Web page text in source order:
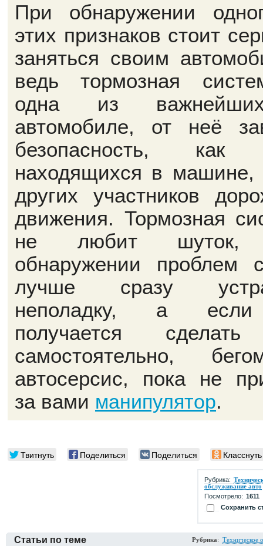
При обнаружении
этих признаков стоит
заняться своим
ведь тормозная
одна из
автомобиле, от неё
безопасность, как
находящихся в машине,
других участников
движения. Тормозная
не любит шуток,
обнаружении проблем
лучше сразу
неполадку, а
получается
самостоятельно,
автосерсис, пока не
за вами манипулятор.
Твитнуть Поделиться Поделиться Класснуть
Рубрика:
обслуживание авто
Посмотрело: 1611
Сохранить
Статьи по теме Рубрика: Техническое